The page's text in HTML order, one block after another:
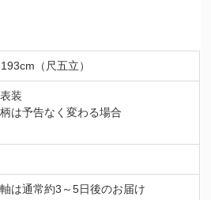
（尺五立）
装
は予告なく変わる場合
は通常約3～5日後のお届け